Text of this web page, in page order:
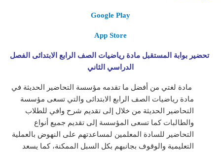
Google Play
App Store
تحضير بوابة المستقبل مادة رياضيات الصف الرابع الابتدائى الفصل
الدراسي الثاني
مادة لغتي من أفضل ما تقدمه مؤسسة التحاضير الحديثة في
مادة رياضيات الصف الرابع الابتدائى والتي تسعى مؤسسة
التحاضير الحديثة من خلال إلى تقديم شرح وافي للطلاب
والطالبات كما تسعى المؤسسة إلى تقديم جميع أنواع
التحاضير للسادة المعلمين لمساعدتهم على النهوض بالعملية
التعليمية والوقوف بجانبهم بكل السبل الممكنة، كما يسعد